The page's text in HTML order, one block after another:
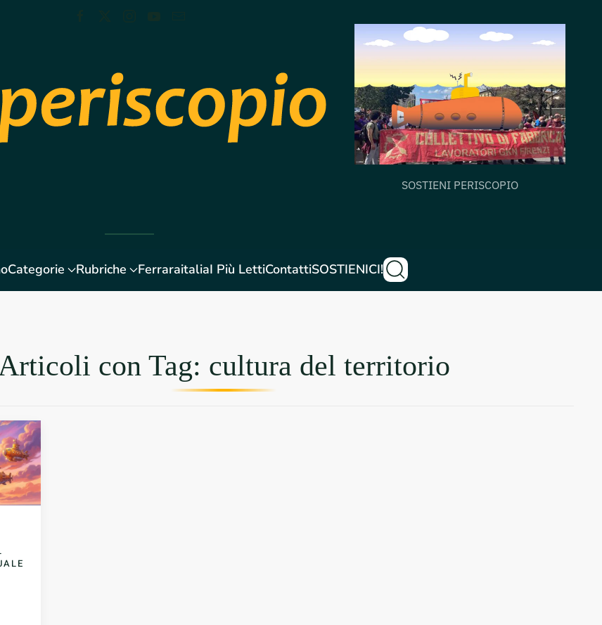
SOSTIENI PERISCOPIO
Categorie Rubriche FerraraitaliaI Più LettiContattiSOSTIENICI!
con Tag: cultura del territorio